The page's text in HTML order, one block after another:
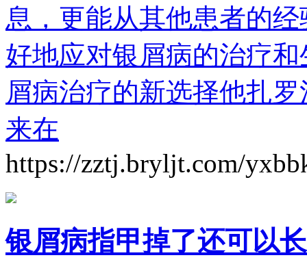
息，更能从其他患者的
好地应对银屑病的治疗
屑病治疗的新选择他扎
来在
https://zztj.bryljt.com/
银屑病指甲掉了还可以